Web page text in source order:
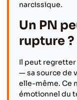
narcissique.
Un PN
rupture ?
Il peut regretter
— sa source de
elle-même. Ce
émotionnel du